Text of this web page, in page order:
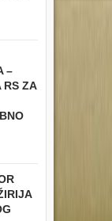
–
RS ZA